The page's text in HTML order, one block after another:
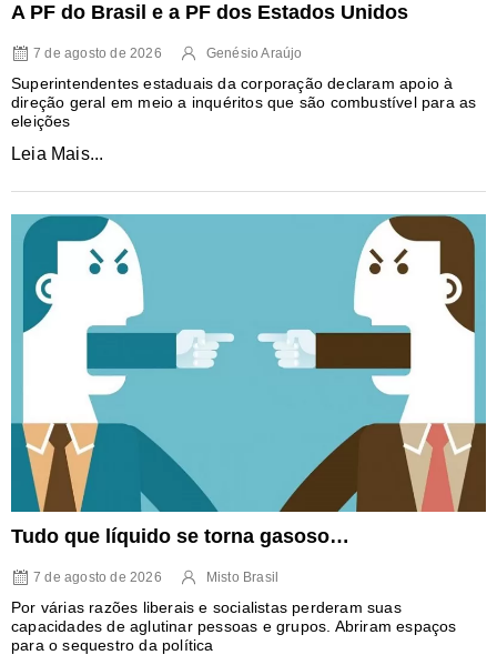
A PF do Brasil e a PF dos Estados Unidos
7 de agosto de 2026 Genésio Araújo
Superintendentes estaduais da corporação declaram apoio à
direção geral em meio a inquéritos que são combustível para as
eleições
Leia Mais...
Tudo que líquido se torna gasoso…
7 de agosto de 2026 Misto Brasil
Por várias razões liberais e socialistas perderam suas
capacidades de aglutinar pessoas e grupos. Abriram espaços
para o sequestro da política